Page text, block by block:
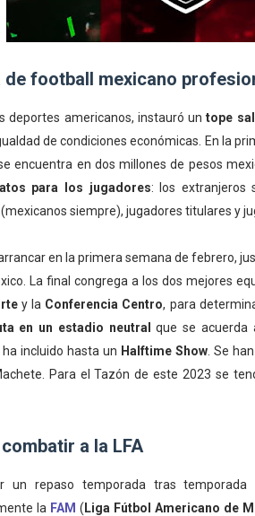
de football mexicano
deportes americanos, instauró untope
de condiciones económicas. En la
encuentra en dos millones de pesos
para los jugadores: los extranjeros
siempre), jugadores titulares y
en la primera semana de febrero,
La final congrega a los dos mejores
y la Conferencia Centro, para
en un estadio neutral
que se acuerda
incluido hasta un Halftime Show . Se
Para el Tazón de este 2023 se
a la LFA
un repaso temporada tras temporada
la FAM ( Liga Fútbol Americano de